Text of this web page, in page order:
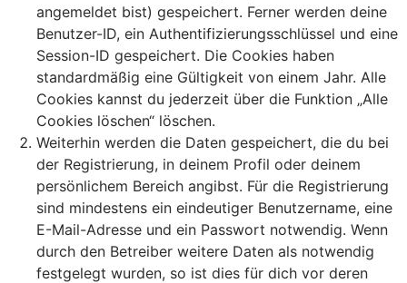
angemeldet bist) gespeichert. Ferner werden deine
Benutzer-ID, ein Authentifizierungsschlüssel und eine
Session-ID gespeichert. Die Cookies haben
standardmäßig eine Gültigkeit von einem Jahr. Alle
Cookies kannst du jederzeit über die Funktion „Alle
Cookies löschen“ löschen.
Weiterhin werden die Daten gespeichert, die du bei
der Registrierung, in deinem Profil oder deinem
persönlichem Bereich angibst. Für die Registrierung
sind mindestens ein eindeutiger Benutzername, eine
E-Mail-Adresse und ein Passwort notwendig. Wenn
durch den Betreiber weitere Daten als notwendig
festgelegt wurden, so ist dies für dich vor deren